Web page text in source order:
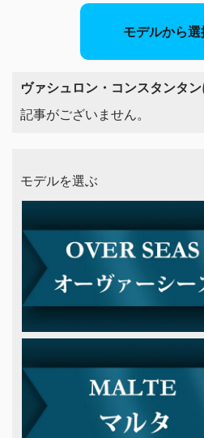
モデルから選
ヴァシュロン・コンスタンタ
記事がございません。
モデルを選ぶ